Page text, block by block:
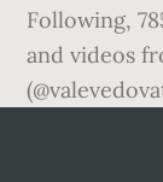
Following,
and videos